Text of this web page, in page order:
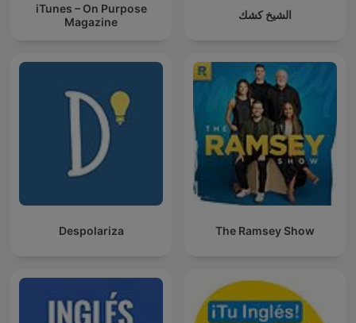
iTunes – On Purpose
Magazine
الشيخ كشك
Despolariza The Ramsey Show